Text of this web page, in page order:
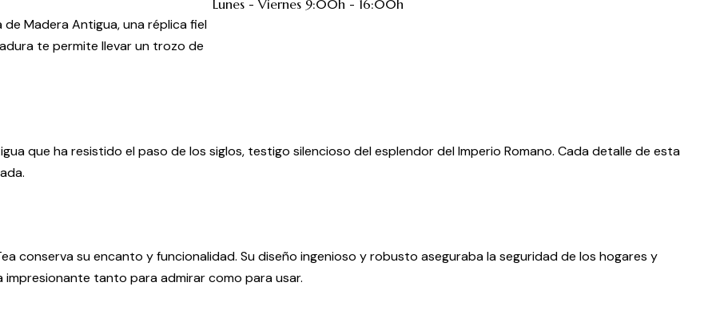
Lunes - Viernes 9:00h - 16:00h
Madera Antigua, una réplica fiel
te permite llevar un trozo de
que ha resistido el paso de los siglos, testigo silencioso del esplendor del Imperio Romano. Cada detalle de esta
conserva su encanto y funcionalidad. Su diseño ingenioso y robusto aseguraba la seguridad de los hogares y
impresionante tanto para admirar como para usar.